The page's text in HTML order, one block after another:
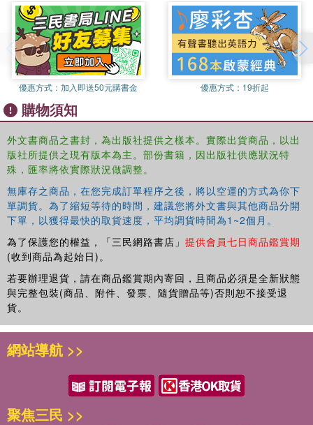
(foreign aid, war indemnities) are shown to be seriously
defective.
優惠方式： 加入即送50元購書金 優惠方式： 19折起
購物須知
外文書商品之書封，為出版社提供之樣本。實際出貨商品，以出
版社所提供之現有版本為主。部份書籍，因出版社供應狀況特
殊，匯率將依實際狀況做調整。
無庫存之商品，在您完成訂單程序之後，將以空運的方式為你下
單調貨。為了縮短等待的時間，建議您將外文書與其他商品分開
下單，以獲得最快的取貨速度，平均調貨時間為1~2個月。
為了保護您的權益，「三民網路書店」 提供會員七日商品鑑賞期
(收到商品為起始日)。
若要辦理退貨，請在商品鑑賞期內寄回，且商品必須是全新狀態
與完整包裝(商品、附件、發票、隨貨贈品等)否則恕不接受退
貨。
網站導航 >>
聚焦三民 >>